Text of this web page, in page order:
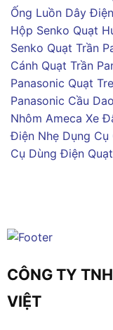
Ống Luồn Dây
Hộp Senko Quạt
Senko Quạt Trần
Cánh Quạt Trần
Panasonic Quạt
Panasonic Cầu
Nhôm Ameca Xe
Điện Nhẹ Dụng Cụ
Cụ Dùng Điện Quạt
CÔNG TY
VIỆT